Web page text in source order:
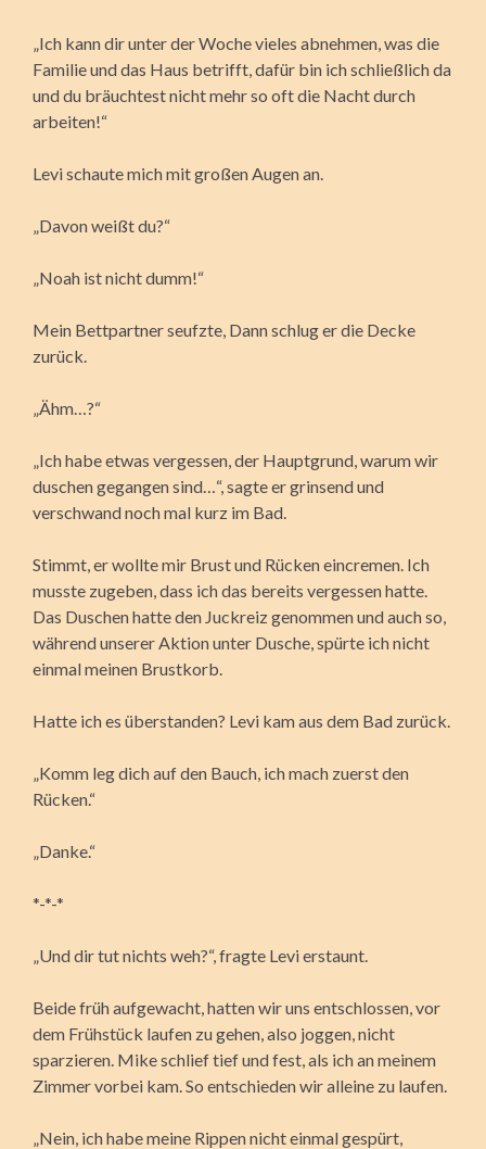
„Ich kann dir unter der Woche vieles abnehmen, was die
Familie und das Haus betrifft, dafür bin ich schließlich da
und du bräuchtest nicht mehr so oft die Nacht durch
arbeiten!“
Levi schaute mich mit großen Augen an.
„Davon weißt du?“
„Noah ist nicht dumm!“
Mein Bettpartner seufzte, Dann schlug er die Decke
zurück.
„Ähm…?“
„Ich habe etwas vergessen, der Hauptgrund, warum wir
duschen gegangen sind…“, sagte er grinsend und
verschwand noch mal kurz im Bad.
Stimmt, er wollte mir Brust und Rücken eincremen. Ich
musste zugeben, dass ich das bereits vergessen hatte.
Das Duschen hatte den Juckreiz genommen und auch so,
während unserer Aktion unter Dusche, spürte ich nicht
einmal meinen Brustkorb.
Hatte ich es überstanden? Levi kam aus dem Bad zurück.
„Komm leg dich auf den Bauch, ich mach zuerst den
Rücken.“
„Danke.“
*-*-*
„Und dir tut nichts weh?“, fragte Levi erstaunt.
Beide früh aufgewacht, hatten wir uns entschlossen, vor
dem Frühstück laufen zu gehen, also joggen, nicht
sparzieren. Mike schlief tief und fest, als ich an meinem
Zimmer vorbei kam. So entschieden wir alleine zu laufen.
„Nein, ich habe meine Rippen nicht einmal gespürt,